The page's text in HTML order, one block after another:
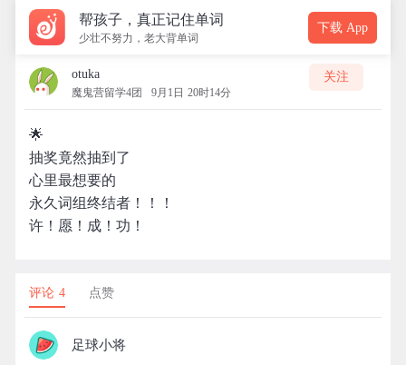
帮孩子，真正记住单词
少壮不努力，老大背单词
下载 App
otuka
魔鬼营留学4团 9月1日 20时14分
关注
🌟
抽奖竟然抽到了
心里最想要的
永久词组终结者！！！
许！愿！成！功！
评论 4 点赞
足球小将